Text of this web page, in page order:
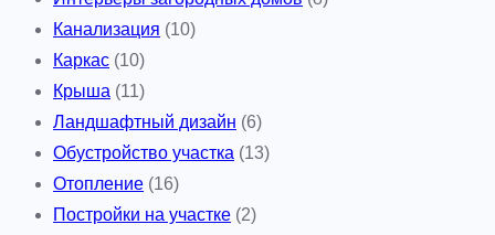
Канализация (10)
Каркас (10)
Крыша (11)
Ландшафтный дизайн (6)
Обустройство участка (13)
Отопление (16)
Постройки на участке (2)